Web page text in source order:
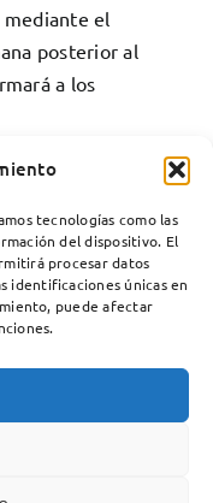
tecnologías como las
del dispositivo. El
procesar datos
identificaciones únicas en
puede afectar
mediante el
posterior al
a los
Pau